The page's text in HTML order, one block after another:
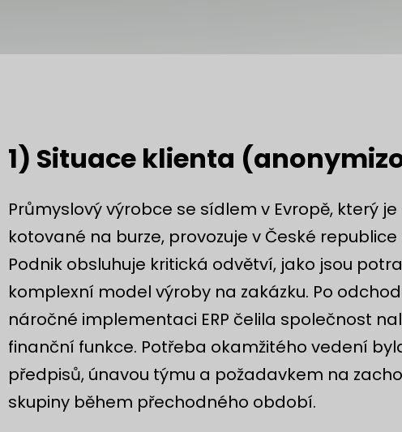
1) Situace klienta
Průmyslový výrobce se sídlem v Evropě, který
kotované na burze, provozuje v České
Podnik obsluhuje kritická odvětví, jako jsou
komplexní model výroby na zakázku. Po
náročné implementaci ERP čelila společnost
finanční funkce. Potřeba okamžitého vedení
předpisů, únavou týmu a požadavkem na
skupiny během přechodného období.